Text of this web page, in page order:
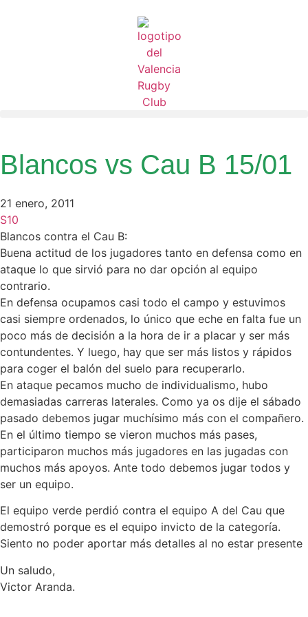
Blancos vs Cau B 15/01
21 enero, 2011
S10
Blancos contra el Cau B:
Buena actitud de los jugadores tanto en defensa como en
ataque lo que sirvió para no dar opción al equipo
contrario.
En defensa ocupamos casi todo el campo y estuvimos
casi siempre ordenados, lo único que eche en falta fue un
poco más de decisión a la hora de ir a placar y ser más
contundentes. Y luego, hay que ser más listos y rápidos
para coger el balón del suelo para recuperarlo.
En ataque pecamos mucho de individualismo, hubo
demasiadas carreras laterales. Como ya os dije el sábado
pasado debemos jugar muchísimo más con el compañero.
En el último tiempo se vieron muchos más pases,
participaron muchos más jugadores en las jugadas con
muchos más apoyos. Ante todo debemos jugar todos y
ser un equipo.
El equipo verde perdió contra el equipo A del Cau que
demostró porque es el equipo invicto de la categoría.
Siento no poder aportar más detalles al no estar presente
Un saludo,
Victor Aranda.